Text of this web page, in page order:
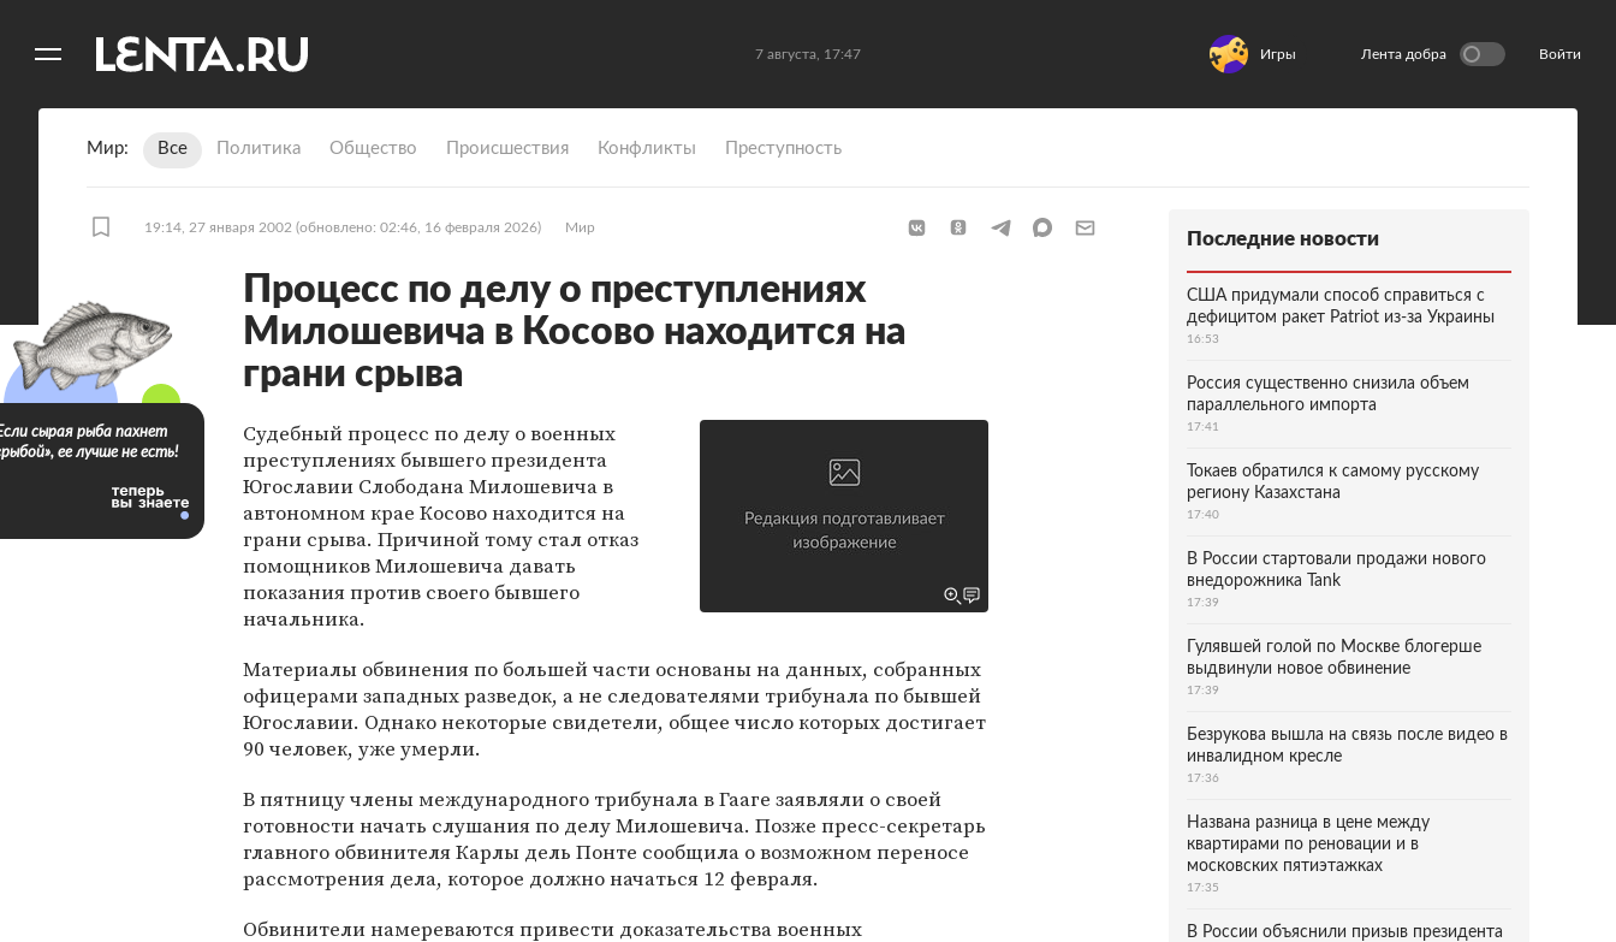
7 августа, 17:47 Игры Лента добра Войти
Мир Все Политика Общество Происшествия Конфликты Преступность
19:14, 27 января 2002 (обновлено: 02:46, 16 февраля 2026) Мир
Процесс по делу о преступлениях
Милошевича в Косово находится на
грани срыва
Судебный процесс по делу о военных
преступлениях бывшего президента
Югославии Слободана Милошевича в
автономном крае Косово находится на
грани срыва. Причиной тому стал отказ
помощников Милошевича давать
показания против своего бывшего
начальника.
Материалы обвинения по большей части основаны на данных, собранных
офицерами западных разведок, а не следователями трибунала по бывшей
Югославии. Однако некоторые свидетели, общее число которых достигает
90 человек, уже умерли.
В пятницу члены международного трибунала в Гааге заявляли о своей
готовности начать слушания по делу Милошевича. Позже пресс-секретарь
главного обвинителя Карлы дель Понте сообщила о возможном переносе
рассмотрения дела, которое должно начаться 12 февраля.
Обвинители намереваются привести доказательства военных
сырая рыба пахнет
ее лучше не есть!
Последние новости
США придумали способ справиться с
дефицитом ракет Patriot из-за Украины
16:53
Россия существенно снизила объем
параллельного импорта
17:41
Токаев обратился к самому русскому
региону Казахстана
17:40
В России стартовали продажи нового
внедорожника Tank
17:39
Гулявшей голой по Москве блогерше
выдвинули новое обвинение
17:39
Безрукова вышла на связь после видео в
инвалидном кресле
17:36
Названа разница в цене между
квартирами по реновации и в
московских пятиэтажках
17:35
В России объяснили призыв президента